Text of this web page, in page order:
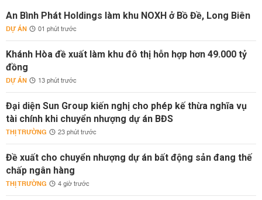
An Bình Phát Holdings làm khu NOXH ở Bồ Đề, Long Biên
DỰ ÁN 01 phút trước
Khánh Hòa đề xuất làm khu đô thị hỗn hợp hơn 49.000 tỷ
đồng
DỰ ÁN 13 phút trước
Đại diện Sun Group kiến nghị cho phép kế thừa nghĩa vụ
tài chính khi chuyển nhượng dự án BĐS
THỊ TRƯỜNG 23 phút trước
Đề xuất cho chuyển nhượng dự án bất động sản đang thế
chấp ngân hàng
THỊ TRƯỜNG 4 giờ trước